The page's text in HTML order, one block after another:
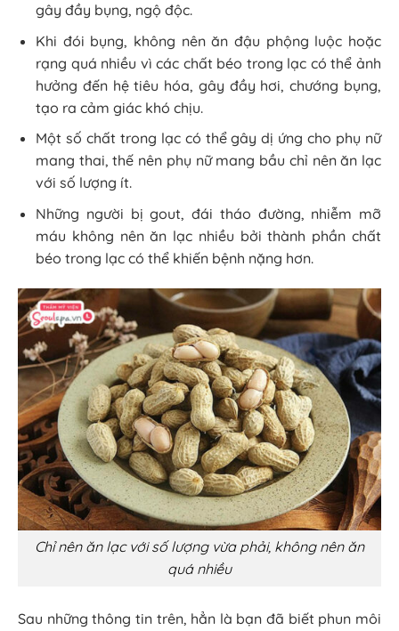
gây đầy bụng, ngộ độc.
Khi đói bụng, không nên ăn đậu phộng luộc hoặc
rạng quá nhiều vì các chất béo trong lạc có thể ảnh
hưởng đến hệ tiêu hóa, gây đầy hơi, chướng bụng,
tạo ra cảm giác khó chịu.
Một số chất trong lạc có thể gây dị ứng cho phụ nữ
mang thai, thế nên phụ nữ mang bầu chỉ nên ăn lạc
với số lượng ít.
Những người bị gout, đái tháo đường, nhiễm mỡ
máu không nên ăn lạc nhiều bởi thành phần chất
béo trong lạc có thể khiến bệnh nặng hơn.
Chỉ nên ăn lạc với số lượng vừa phải, không nên ăn
quá nhiều
Sau những thông tin trên, hẳn là bạn đã biết phun môi